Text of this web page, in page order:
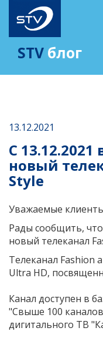
STV блог
13.12.2021
С 13.12.2021
новый
Style
Уважаемые
Рады сообщить, что
новый телеканал
Телеканал Fashion
Ultra HD,
Канал доступен в
"Свыше 100
дигитального ТВ